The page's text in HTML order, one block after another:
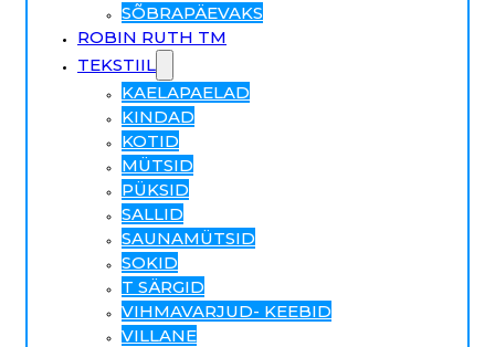
SÕBRAPÄEVAKS
ROBIN RUTH TM
TEKSTIIL
KAELAPAELAD
KINDAD
KOTID
MÜTSID
PÜKSID
SALLID
SAUNAMÜTSID
SOKID
T SÄRGID
VIHMAVARJUD- KEEBID
VILLANE